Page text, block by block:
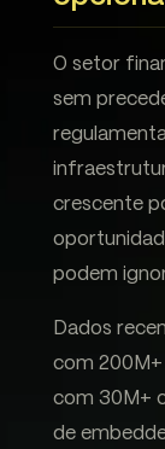
O setor
sem
crescente
podem
Dados
com 200M+
com 30M+
de